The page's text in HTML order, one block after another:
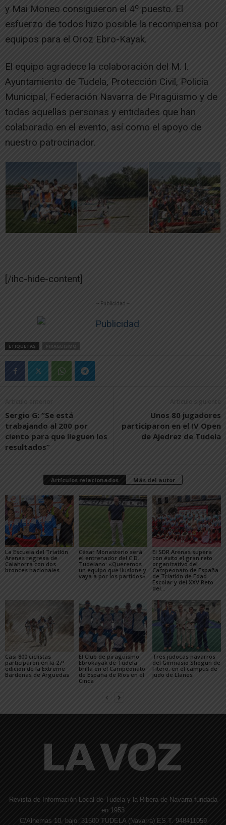
y Mai Moneo consiguieron el 4º puesto. El
esfuerzo de todos hizo posible la recompensa por
equipos para el Oroz Ebro-Kayak.
El equipo agradece la colaboración del M. I.
Ayuntamiento de Tudela, Protección Civil, Policía
Municipal, Federación Navarra de Piragüismo y de
todas aquellas personas y entidades que han
colaborado en el evento, así como el apoyo de
nuestro patrocinador.
[/ihc-hide-content]
-- Publicidad --
ETIQUETAS PIRAGÜISMO
Artículo anterior
Sergio G: “Se está
trabajando al 200 por
ciento para que lleguen los
resultados”
Artículo siguiente
Unos 80 jugadores
participaron en el IV Open
de Ajedrez de Tudela
Artículos relacionados Más del autor
La Escuela del Triatlón
Arenas regresa de
Calahorra con dos
bronces nacionales
César Monasterio será
el entrenador del C.D.
Tudelano: «Queremos
un equipo que ilusione y
vaya a por los partidos»
El SDR Arenas supera
con éxito el gran reto
organizativo del
Campeonato de España
de Triatlón de Edad
Escolar y del XXV Reto
del...
Casi 800 ciclistas
participaron en la 27ª
edición de la Extreme
Bardenas de Arguedas
El Club de piragüismo
Ebrokayak de Tudela
brilla en el Campeonato
de España de Ríos en el
Cinca
Tres judocas navarros
del Gimnasio Shogun de
Fitero, en el campus de
judo de Llanes
Revista de Información Local de Tudela y la Ribera de Navarra fundada
en 1953
C/Alhemas 10, bajo. 31500 TUDELA (Navarra) ES T. 948411059